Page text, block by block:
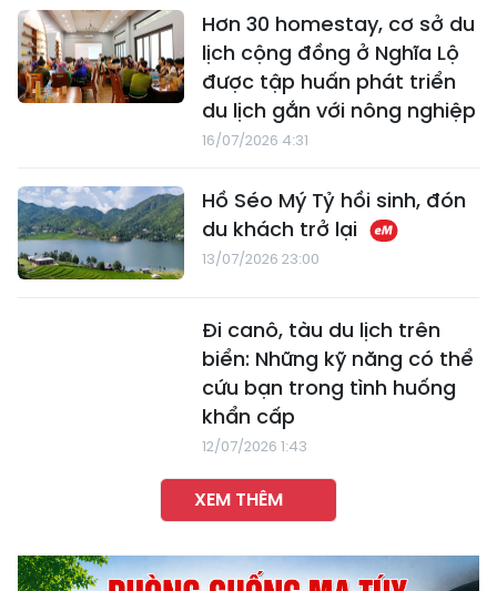
Hơn 30 homestay, cơ sở du
lịch cộng đồng ở Nghĩa Lộ
được tập huấn phát triển
du lịch gắn với nông nghiệp
16/07/2026 4:31
Hồ Séo Mý Tỷ hồi sinh, đón
du khách trở lại
13/07/2026 23:00
Đi canô, tàu du lịch trên
biển: Những kỹ năng có thể
cứu bạn trong tình huống
khẩn cấp
12/07/2026 1:43
XEM THÊM